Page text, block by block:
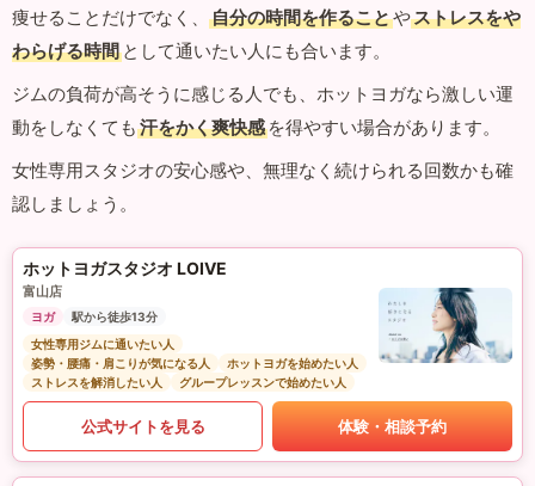
痩せることだけでなく、
自分の時間を作ることやストレスをや
わらげる時間 として通いたい人にも合います。
ジムの負荷が高そうに感じる人でも、ホットヨガなら激しい運
動をしなくても 汗をかく爽快感 を得やすい場合があります。
女性専用スタジオの安心感や、無理なく続けられる回数かも確
認しましょう。
ホットヨガスタジオ LOIVE
富山店
ヨガ
駅から徒歩13分
女性専用ジムに通いたい人
姿勢・腰痛・肩こりが気になる人
ホットヨガを始めたい人
ストレスを解消したい人
グループレッスンで始めたい人
公式サイトを見る 体験・相談予約